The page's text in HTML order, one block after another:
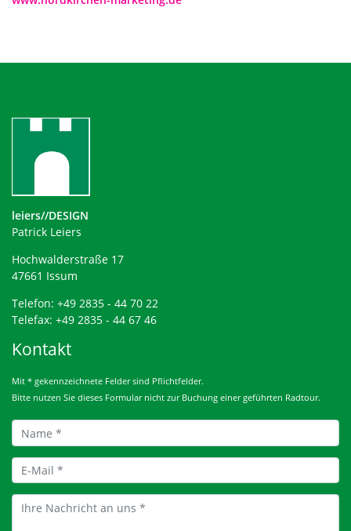
leiers//DESIGN
Patrick Leiers
Hochwalderstraße 17
47661 Issum
Telefon: +49 2835 - 44 70 22
Telefax: +49 2835 - 44 67 46
Kontakt
Mit * gekennzeichnete Felder sind Pflichtfelder.
Bitte nutzen Sie dieses Formular nicht zur Buchung einer geführten Radtour.